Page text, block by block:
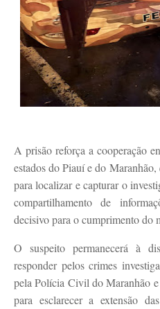
A prisão reforça a cooperação
estados do Piauí e do
para localizar e capturar o
compartilhamento de
decisivo para o cumprimento do
O suspeito permanecerá à
responder pelos crimes
pela Polícia Civil do Maranhão
para esclarecer a extensão